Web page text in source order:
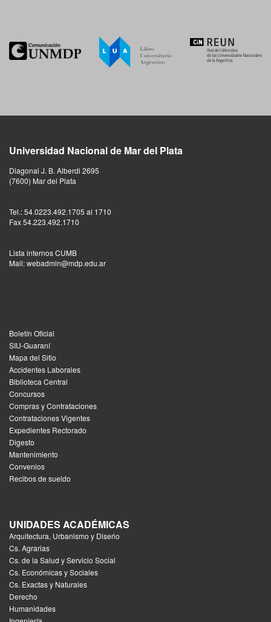
Universidad Nacional de Mar del Plata
Diagonal J. B. Alberdi 2695
(7600) Mar del Plata
Tel.: 54.0223.492.1705 al 1710
Fax 54.223.492.1710
Lista internos CUMB
Mail: webadmin@mdp.edu.ar
Boletín Oficial
SIU-Guaraní
Mapa del Sitio
Accidentes Laborales
Biblioteca Central
Concursos
Compras y Contrataciones
Contrataciones Vigentes
Expedientes Rectorado
Digesto
Mantenimiento
Convenios
Recibos de sueldo
UNIDADES ACADÉMICAS
Arquitectura, Urbanismo y Diseńo
Cs. Agrarias
Cs. de la Salud y Servicio Social
Cs. Económicas y Sociales
Cs. Exactas y Naturales
Derecho
Humanidades